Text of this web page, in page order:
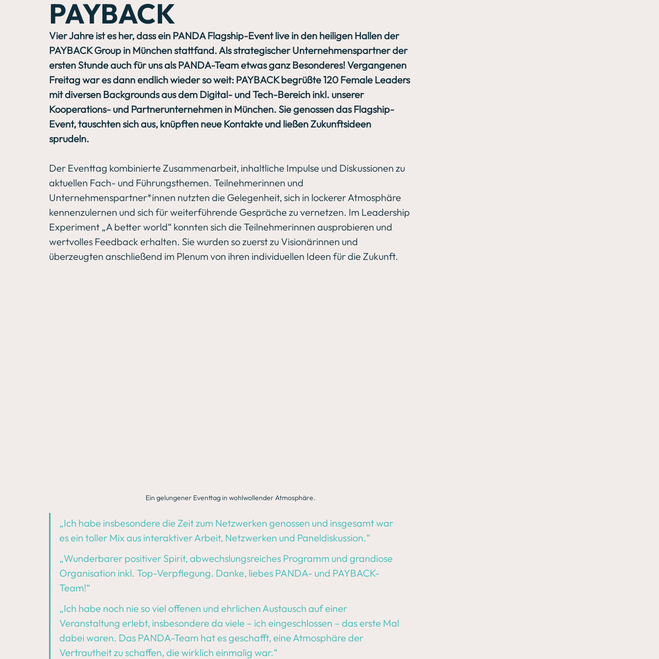
PAYBACK
Vier Jahre ist es her, dass ein PANDA Flagship-Event live in den heiligen Hallen der
PAYBACK Group in München stattfand. Als strategischer Unternehmenspartner der
ersten Stunde auch für uns als PANDA-Team etwas ganz Besonderes! Vergangenen
Freitag war es dann endlich wieder so weit: PAYBACK begrüßte 120 Female Leaders
mit diversen Backgrounds aus dem Digital- und Tech-Bereich inkl. unserer
Kooperations- und Partnerunternehmen in München. Sie genossen das Flagship-
Event, tauschten sich aus, knüpften neue Kontakte und ließen Zukunftsideen
sprudeln.
Der Eventtag kombinierte Zusammenarbeit, inhaltliche Impulse und Diskussionen zu
aktuellen Fach- und Führungsthemen. Teilnehmerinnen und
Unternehmenspartner*innen nutzten die Gelegenheit, sich in lockerer Atmosphäre
kennenzulernen und sich für weiterführende Gespräche zu vernetzen. Im Leadership
Experiment „A better world“ konnten sich die Teilnehmerinnen ausprobieren und
wertvolles Feedback erhalten. Sie wurden so zuerst zu Visionärinnen und
überzeugten anschließend im Plenum von ihren individuellen Ideen für die Zukunft.
Ein gelungener Eventtag in wohlwollender Atmosphäre.
„Ich habe insbesondere die Zeit zum Netzwerken genossen und insgesamt war
es ein toller Mix aus interaktiver Arbeit, Netzwerken und Paneldiskussion.“
„Wunderbarer positiver Spirit, abwechslungsreiches Programm und grandiose
Organisation inkl. Top-Verpflegung. Danke, liebes PANDA- und PAYBACK-
Team!“
„Ich habe noch nie so viel offenen und ehrlichen Austausch auf einer
Veranstaltung erlebt, insbesondere da viele – ich eingeschlossen – das erste Mal
dabei waren. Das PANDA-Team hat es geschafft, eine Atmosphäre der
Vertrautheit zu schaffen, die wirklich einmalig war.“